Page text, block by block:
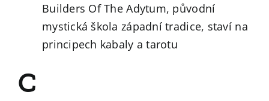
Builders Of The Adytum, původní
mystická škola západní tradice, staví na
principech kabaly a tarotu
C